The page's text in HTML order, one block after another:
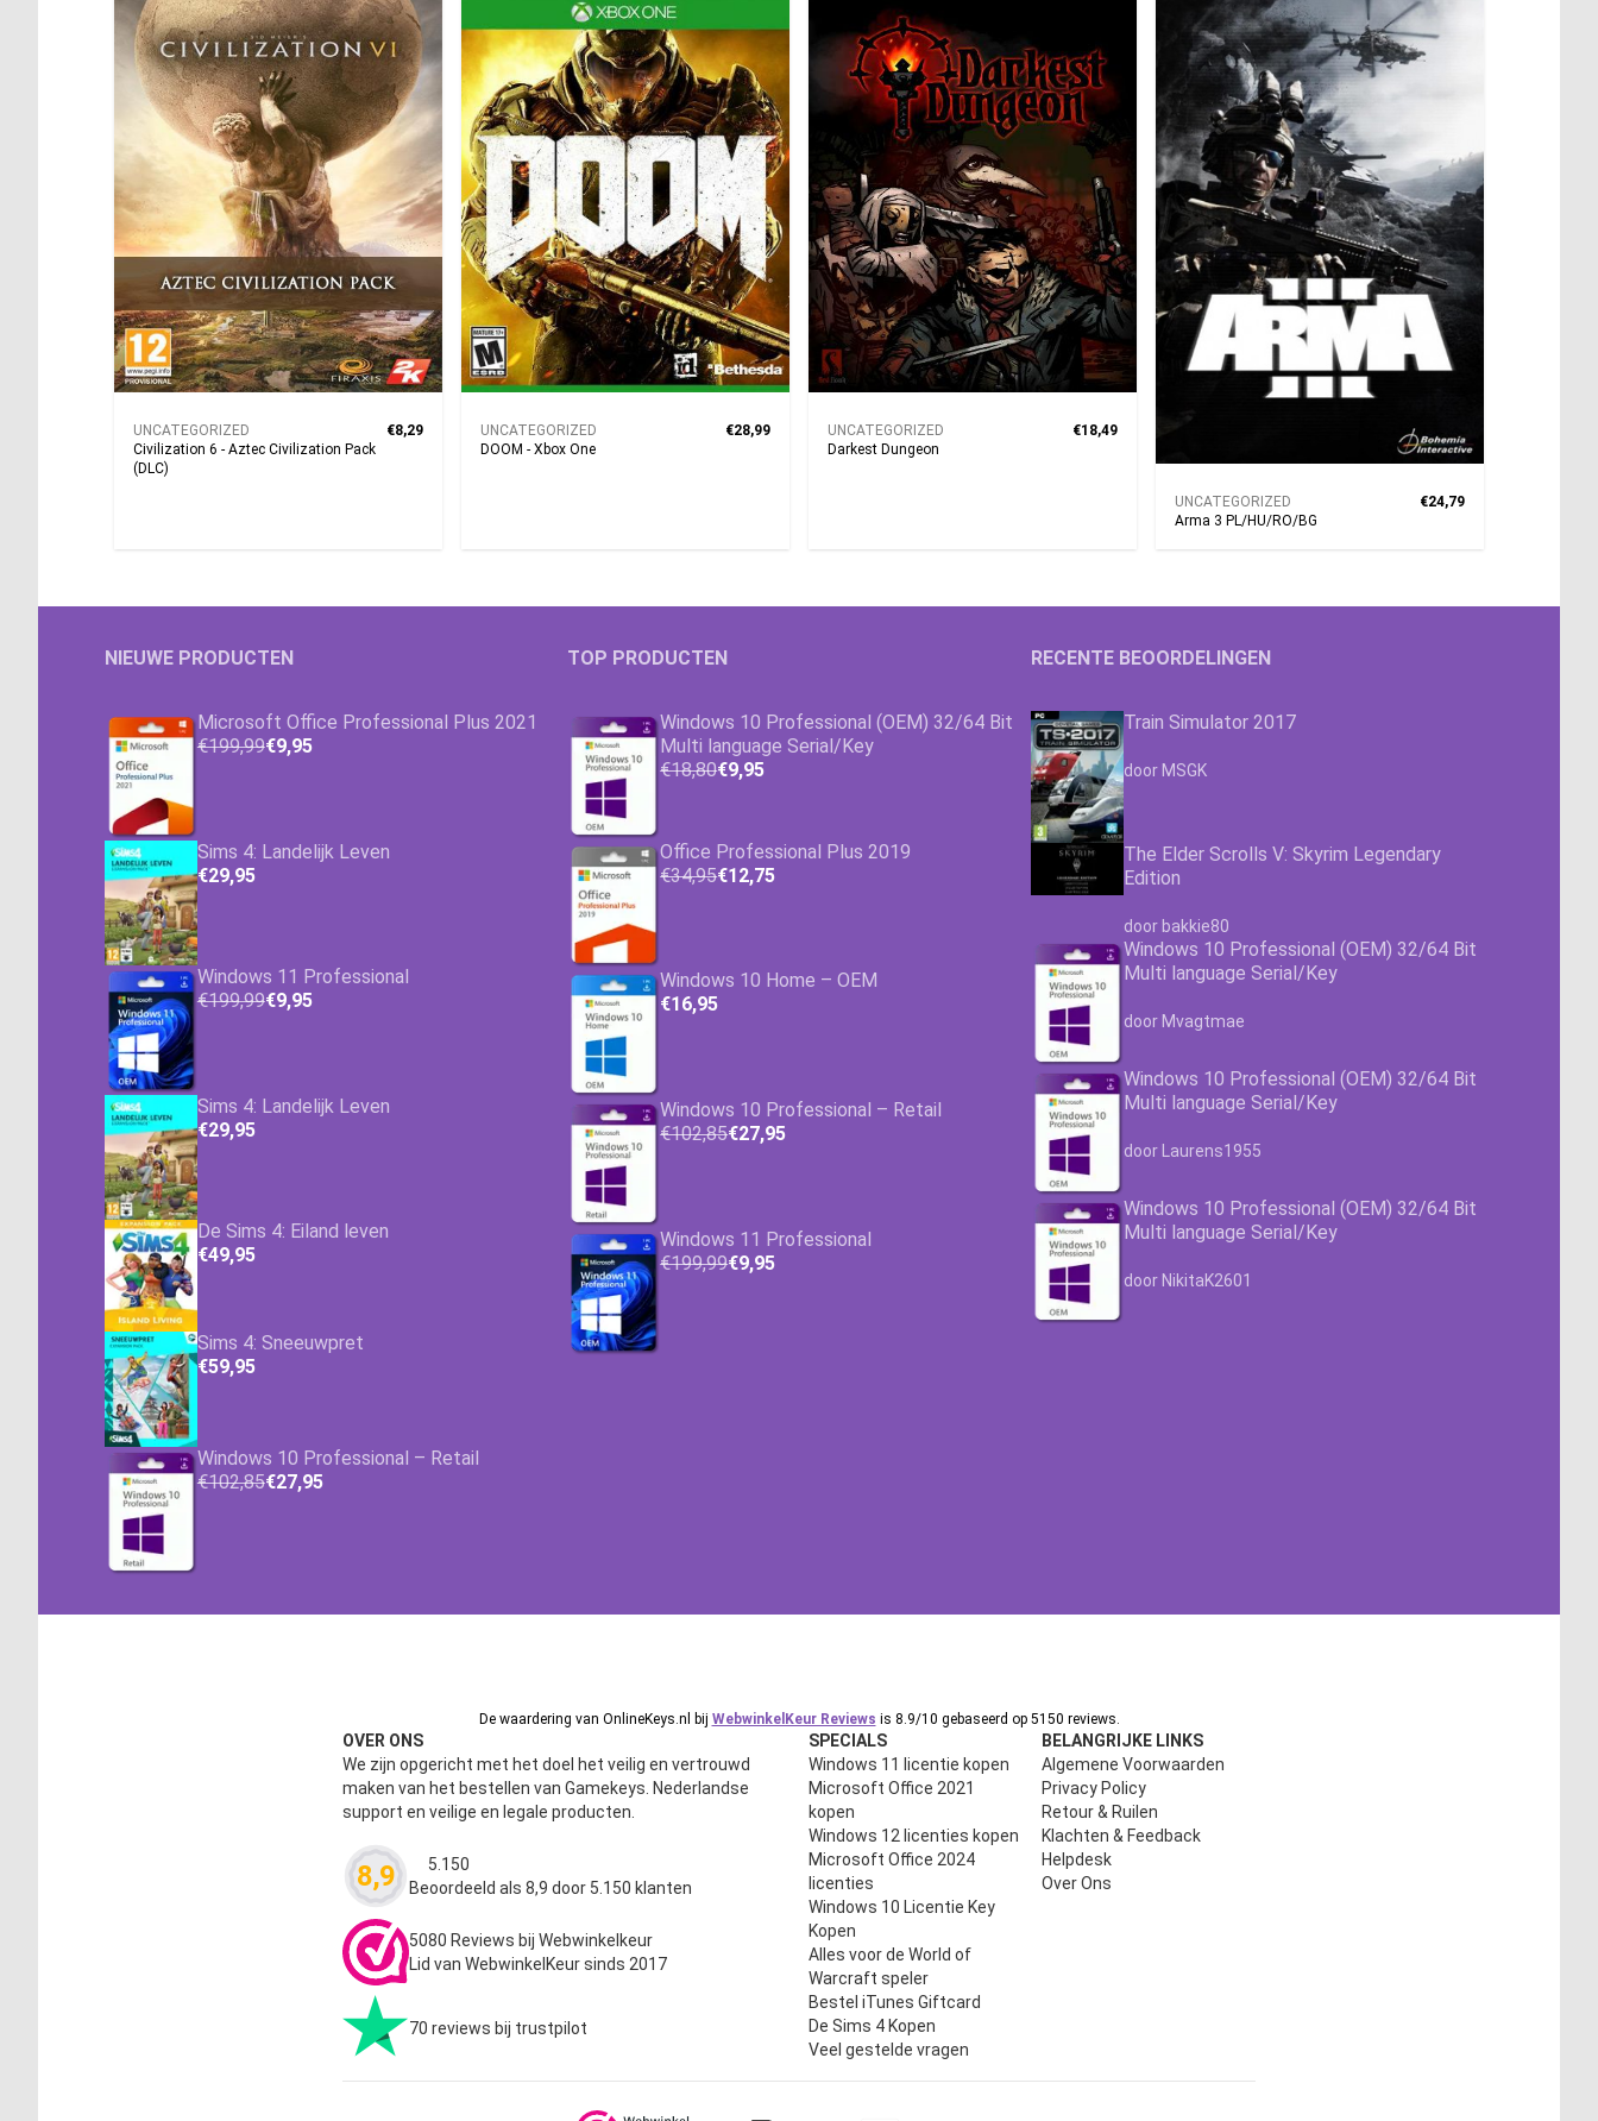
UNCATEGORIZED
Civilization 6 - Aztec Civilization Pack
(DLC)
€8,29
UNCATEGORIZED
DOOM - Xbox One
€28,99
UNCATEGORIZED
Darkest Dungeon
€18,49
UNCATEGORIZED
Arma 3 PL/HU/RO/BG
€24,79
NIEUWE PRODUCTEN
Microsoft Office Professional Plus 2021
€199,99€9,95
Sims 4: Landelijk Leven
€29,95
Windows 11 Professional
€199,99€9,95
Sims 4: Landelijk Leven
€29,95
De Sims 4: Eiland leven
€49,95
Sims 4: Sneeuwpret
€59,95
Windows 10 Professional – Retail
€102,85€27,95
TOP PRODUCTEN
Windows 10 Professional (OEM) 32/64 Bit
Multi language Serial/Key
€18,80€9,95
Office Professional Plus 2019
€34,95€12,75
Windows 10 Home – OEM
€16,95
Windows 10 Professional – Retail
€102,85€27,95
Windows 11 Professional
€199,99€9,95
RECENTE BEOORDELINGEN
Train Simulator 2017
Waardering
door MSGK
The Elder Scrolls V: Skyrim Legendary
Edition
Waardering4.63
door bakkie80
Windows 10 Professional (OEM) 32/64 Bit
Multi language Serial/Key
Waardering4.63
door Mvagtmae
Windows 10 Professional (OEM) 32/64 Bit
Multi language Serial/Key
Waardering4.63uit 5
door Laurens1955
Windows 10 Professional (OEM) 32/64 Bit
Multi language Serial/Key
Waardering4.63
door NikitaK2601
De waardering van OnlineKeys.nl bij WebwinkelKeur Reviews is 8.9/10 gebaseerd op 5150 reviews.
OVER ONS
We zijn opgericht met het doel het veilig en vertrouwd
maken van het bestellen van Gamekeys. Nederlandse
support en veilige en legale producten.
8,9 Waardering
5.150
Beoordeeld als 8,9 door 5.150 klanten
5080 Reviews bij Webwinkelkeur
Lid van WebwinkelKeur sinds 2017
70 reviews bij trustpilot
SPECIALS
Windows 11 licentie kopen
Microsoft Office 2021
kopen
Windows 12 licenties kopen
Microsoft Office 2024
licenties
Windows 10 Licentie Key
Kopen
Alles voor de World of
Warcraft speler
Bestel iTunes Giftcard
De Sims 4 Kopen
Veel gestelde vragen
BELANGRIJKE LINKS
Algemene Voorwaarden
Privacy Policy
Retour & Ruilen
Klachten & Feedback
Helpdesk
Over Ons